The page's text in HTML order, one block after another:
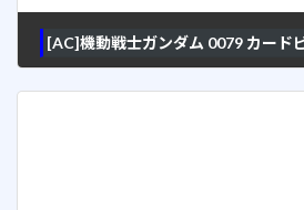
[AC]機動戦士ガンダム 0079 カード